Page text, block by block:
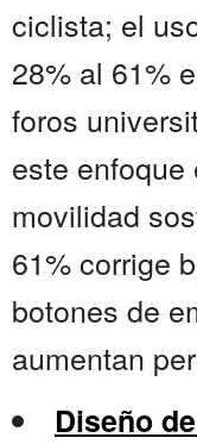
ciclista; el
28% al 61%
foros
este
movilidad
61% corrige
botones de
aumentan
Diseño